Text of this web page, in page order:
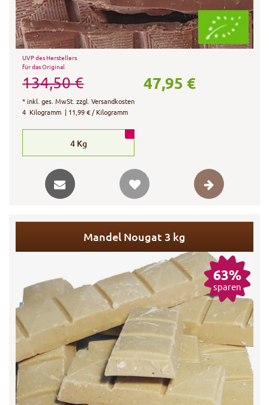
UVP des Herstellers
für das Original
134,50 € 47,95 €
*inkl. ges. MwSt. zzgl.Versandkosten
4 Kilogramm | 11,99 € / Kilogramm
4 Kg
Mandel Nougat 3 kg
63%
sparen